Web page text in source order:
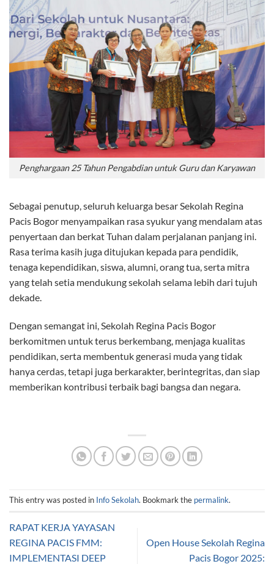
Penghargaan 25 Tahun Pengabdian untuk Guru dan Karyawan
Sebagai penutup, seluruh keluarga besar Sekolah Regina
Pacis Bogor menyampaikan rasa syukur yang mendalamatas
penyertaan dan berkat Tuhan dalam perjalanan panjang ini.
Rasa terima kasih juga ditujukan kepada para pendidik,
tenaga kependidikan, siswa, alumni, orang tua, serta mitra
yang telah setia mendukung sekolah selama lebih dari tujuh
dekade.
Dengan semangat ini, Sekolah Regina Pacis Bogor
berkomitmen untuk terus berkembang, menjaga kualitas
pendidikan, serta membentuk generasi muda yang tidak
hanya cerdas, tetapi juga berkarakter, berintegritas, dan siap
memberikan kontribusi terbaik bagi bangsa dan negara.
This entry was posted in Info Sekolah. Bookmark the permalink.
RAPAT KERJA YAYASAN
REGINA PACIS FMM:
IMPLEMENTASI DEEP
Open House Sekolah Regina
Pacis Bogor 2025: